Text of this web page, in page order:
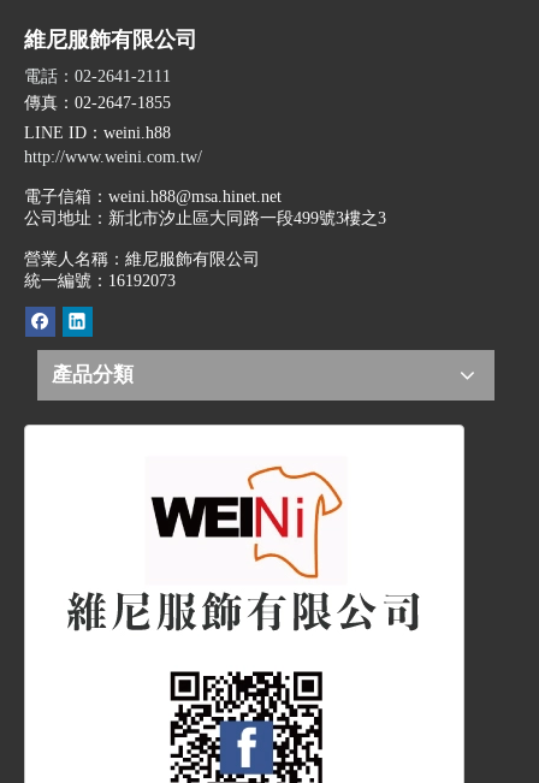
維尼服飾有限公司
電話：02-2641-2111
傳真：02-2647-1855
LINE ID ：weini.h88
http://www.weini.com.tw/
電子信箱： weini.h88@msa.hinet.net
公司地址： 新北市汐止區大同路一段499號3樓之3
營業人名稱：維尼服飾有限公司
統一編號：16192073
產品分類